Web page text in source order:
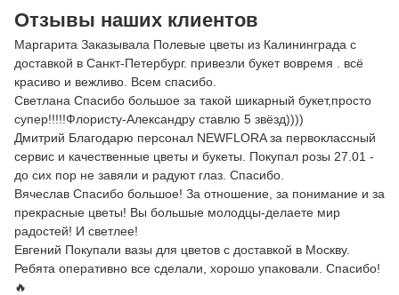
Отзывы наших клиентов
Маргарита Заказывала Полевые цветы из Калининграда с
доставкой в Санкт-Петербург. привезли букет вовремя . всё
красиво и вежливо. Всем спасибо.
Светлана Спасибо большое за такой шикарный букет,просто
супер!!!!!Флористу-Александру ставлю 5 звёзд))))
Дмитрий Благодарю персонал NEWFLORA за первоклассный
сервис и качественные цветы и букеты. Покупал розы 27.01 -
до сих пор не завяли и радуют глаз. Спасибо.
Вячеслав Спасибо большое! За отношение, за понимание и за
прекрасные цветы! Вы большые молодцы-делаете мир
радостей! И светлее!
Евгений Покупали вазы для цветов с доставкой в Москву.
Ребята оперативно все сделали, хорошо упаковали. Спасибо!
🔥